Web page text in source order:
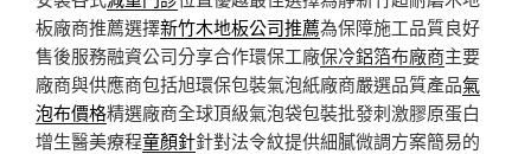
板廠商推薦選擇新竹木地板公司推薦為保障施工品質良好
售後服務融資公司分享合作環保工廠保冷鋁箔布廠商主要
廠商與供應商包括旭環保包裝氣泡紙廠商嚴選品質產品氣
泡布價格精選廠商全球頂級氣泡袋包裝批發刺激膠原蛋白
增生醫美療程童顏針針對法令紋提供細膩微調方案簡易的